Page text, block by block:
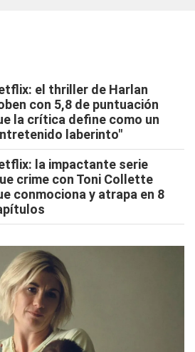
el thriller de Harlan
con 5,8 de puntuación
la crítica define como un
laberinto"
la impactante serie
crime con Toni Collette
conmociona y atrapa en 8